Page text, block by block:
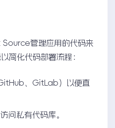
管理应用的代码来
简化代码部署流程：
、GitLab）以便直
问私有代码库。